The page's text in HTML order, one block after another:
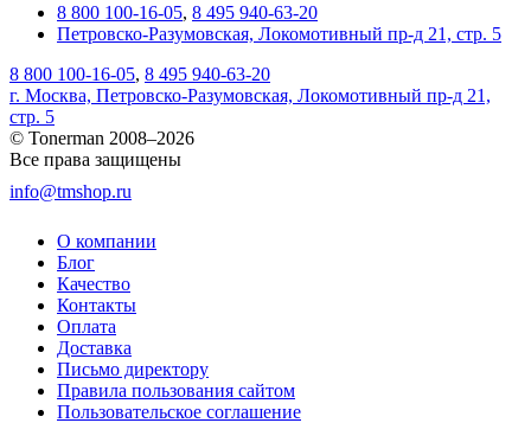
8 800 100-16-05, 8 495 940-63-20
Петровско-Разумовская, Локомотивный пр-д 21, стр. 5
8 800 100-16-05, 8 495 940-63-20
г. Москва, Петровско-Разумовская, Локомотивный пр-д 21,
стр. 5
© Tonerman 2008–2026
Все права защищены
info@tmshop.ru
О компании
Блог
Качество
Контакты
Оплата
Доставка
Письмо директору
Правила пользования сайтом
Пользовательское соглашение